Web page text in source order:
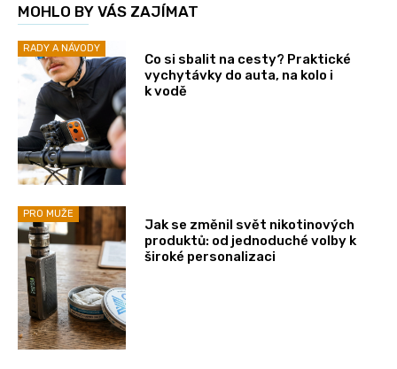
MOHLO BY VÁS ZAJÍMAT
RADY A NÁVODY
Co si sbalit na cesty? Praktické
vychytávky do auta, na kolo i
k vodě
PRO MUŽE
Jak se změnil svět nikotinových
produktů: od jednoduché volby k
široké personalizaci